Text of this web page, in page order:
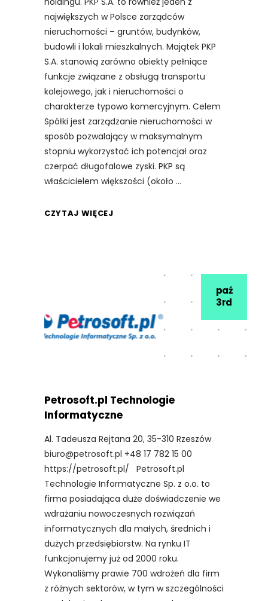
największych w Polsce zarządców
nieruchomości – gruntów, budynków,
budowli i lokali mieszkalnych. Majątek PKP
S.A. stanowią zarówno obiekty pełniące
funkcje związane z obsługą transportu
kolejowego, jak i nieruchomości o
charakterze typowo komercyjnym. Celem
Spółki jest zarządzanie nieruchomości w
sposób pozwalający w maksymalnym
stopniu wykorzystać ich potencjał oraz
czerpać długofalowe zyski. PKP są
właścicielem większości (około
CZYTAJ WIĘCEJ
paź
3rd
Petrosoft.pl Technologie
Informatyczne
Al. Tadeusza Rejtana 20, 35-310 Rzeszów
biuro@petrosoft.pl +48 17 782 15 00
https://petrosoft.pl/ Petrosoft.pl
Technologie Informatyczne Sp. z o.o. to
firma posiadająca duże doświadczenie we
wdrażaniu nowoczesnych rozwiązań
informatycznych dla małych, średnich i
dużych przedsiębiorstw. Na rynku IT
funkcjonujemy już od 2000 roku.
Wykonaliśmy prawie 700 wdrożeń dla firm
z różnych sektorów, w tym w szczególności